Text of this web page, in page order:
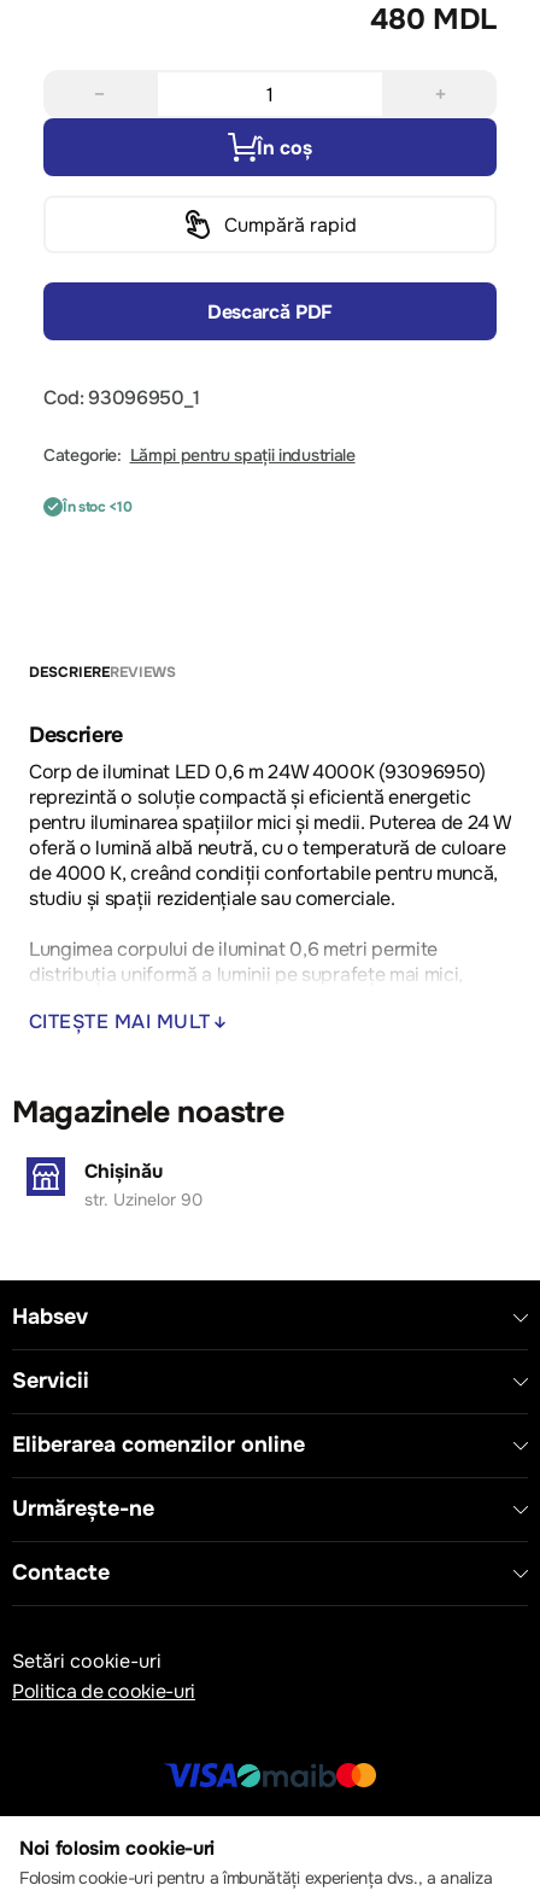
480 MDL
− +
În coș
Cumpără rapid
Descarcă PDF
Cod: 93096950_1
Categorie: Lămpi pentru spații industriale
În stoc <10
DESCRIEREREVIEWS
Descriere
Corp de iluminat LED 0,6 m 24W 4000K (93096950)
reprezintă o soluție compactă și eficientă energetic
pentru iluminarea spațiilor mici și medii. Puterea de 24 W
oferă o lumină albă neutră, cu o temperatură de culoare
de 4000 K, creând condiții confortabile pentru muncă,
studiu și spații rezidențiale sau comerciale.
Lungimea corpului de iluminat 0,6 metri permite
distribuția uniformă a luminii pe suprafețe mai mici,
Construcția realizată din materiale de calitate asigură
CITEȘTE MAI MULT
Magazinele noastre
Chișinău
str. Uzinelor 90
Habsev
Servicii
Eliberarea comenzilor online
Urmărește-ne
Contacte
Setări cookie-uri
Politica de cookie-uri
© 2013 – 2026 ECOM
Noi folosim cookie-uri
Folosim cookie-uri pentru a îmbunătăți experiența dvs., a analiza